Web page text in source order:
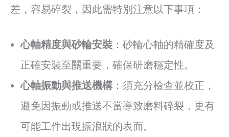
差，容易碎裂，因此需特別注意以下事項：
心軸精度與砂輪安裝 ：砂輪心軸的精確度及
正確安裝至關重要，確保研磨穩定性。
心軸振動與推送機構 ：須充分檢查並校正，
避免因振動或推送不當導致磨料碎裂，更有
可能工件出現振浪狀的表面。